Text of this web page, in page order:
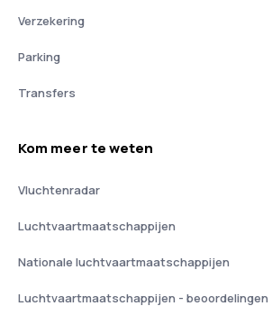
Verzekering
Parking
Transfers
Kom meer te weten
Vluchtenradar
Luchtvaartmaatschappijen
Nationale luchtvaartmaatschappijen
Luchtvaartmaatschappijen - beoordelingen